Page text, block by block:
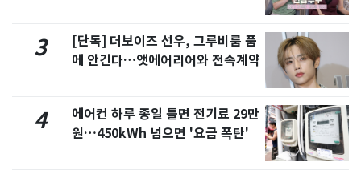
3
[단독] 더보이즈 선우, 그루비룸 품
에 안긴다…앳에어리어와 전속계약
4
에어컨 하루 종일 틀면 전기료 29만
원…450kWh 넘으면 '요금 폭탄'